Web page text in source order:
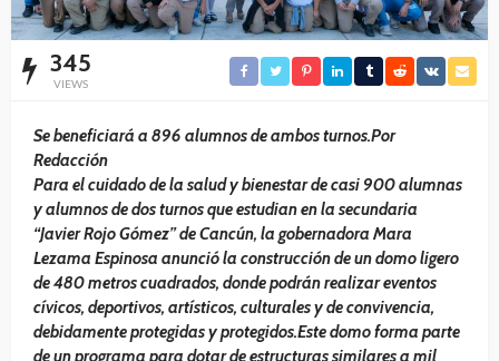
345
VIEWS
Se beneficiará a 896 alumnos de ambos turnos.Por
Redacción
Para el cuidado de la salud y bienestar de casi 900 alumnas
y alumnos de dos turnos que estudian en la secundaria
“Javier Rojo Gómez” de Cancún, la gobernadora Mara
Lezama Espinosa anunció la construcción de un domo ligero
de 480 metros cuadrados, donde podrán realizar eventos
cívicos, deportivos, artísticos, culturales y de convivencia,
debidamente protegidas y protegidos.Este domo forma parte
de un programa para dotar de estructuras similares a mil